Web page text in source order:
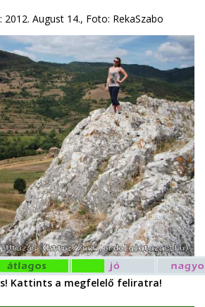
2012. August 14., Foto: RekaSzabo
Kattints a megfelelő feliratra!